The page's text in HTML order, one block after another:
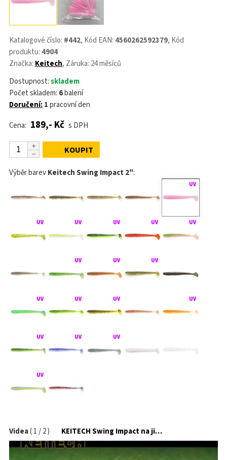
Videa(1/2) KEITECH Swing Impact na jigové hlavičce
Katalogové číslo: #442, Kód EAN: 4560262592379, Kód
produktu: 4904
Značka: Keitech, Záruka: 24 měsíců
Dostupnost:skladem
Počet skladem: 6balení
Doručení:1pracovní den
Cena: 189,- Kč s DPH
KOUPIT
Výběr barevKeitech Swing Impact 2":